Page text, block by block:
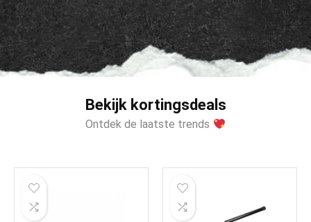
Bekijk kortingsdeals
Ontdek de laatste trends